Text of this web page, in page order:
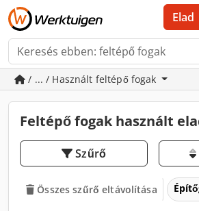
Elad
/ ... / Használt feltépő fogak
Feltépő fogak használt
Szűrő
Összes szűrő eltávolítása